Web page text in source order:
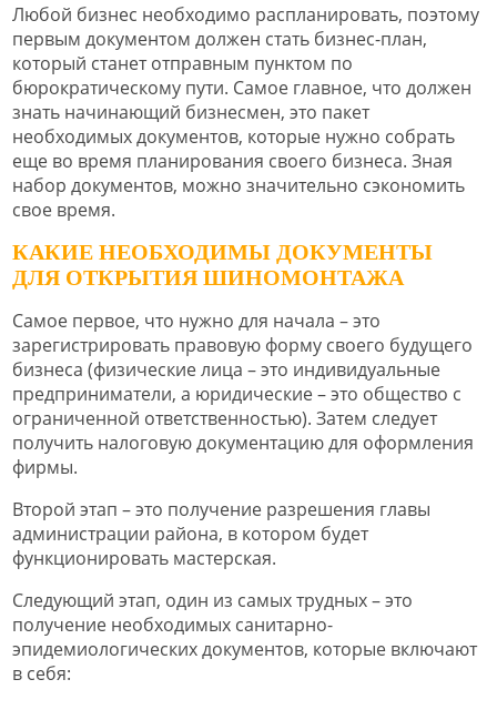
Любой бизнес необходимо распланировать, поэтому
первым документом должен стать бизнес-план,
который станет отправным пунктом по
бюрократическому пути. Самое главное, что должен
знать начинающий бизнесмен, это пакет
необходимых документов, которые нужно собрать
еще во время планирования своего бизнеса. Зная
набор документов, можно значительно сэкономить
свое время.
КАКИЕ НЕОБХОДИМЫ ДОКУМЕНТЫ
ДЛЯ ОТКРЫТИЯ ШИНОМОНТАЖА
Самое первое, что нужно для начала – это
зарегистрировать правовую форму своего будущего
бизнеса (физические лица – это индивидуальные
предприниматели, а юридические – это общество с
ограниченной ответственностью). Затем следует
получить налоговую документацию для оформления
фирмы.
Второй этап – это получение разрешения главы
администрации района, в котором будет
функционировать мастерская.
Следующий этап, один из самых трудных – это
получение необходимых санитарно-
эпидемиологических документов, которые включают
в себя: